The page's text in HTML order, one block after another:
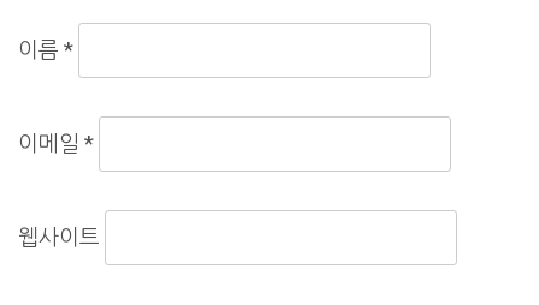
이름 *
이메일 *
웹사이트